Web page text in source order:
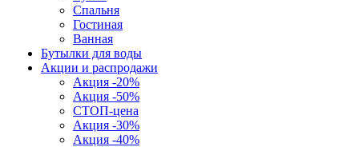
Спальня
Гостиная
Ванная
Бутылки для воды
Акции и распродажи
Акция -20%
Акция -50%
СТОП-цена
Акция -30%
Акция -40%